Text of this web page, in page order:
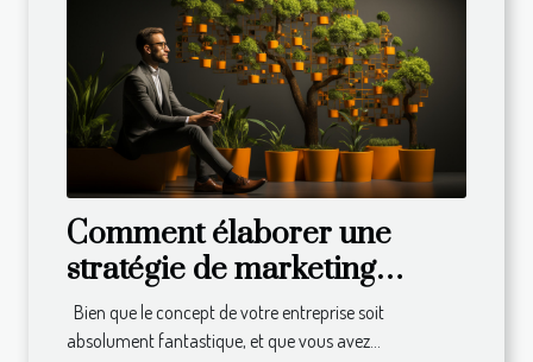
Comment élaborer une
stratégie de marketing
efficace pour développer
son business ?
Bien que le concept de votre entreprise soit
absolument fantastique, et que vous avez...